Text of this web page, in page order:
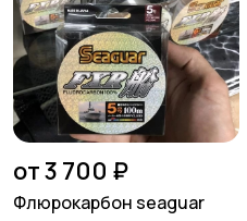
от 3 700 ₽
Флюрокарбон seaguar